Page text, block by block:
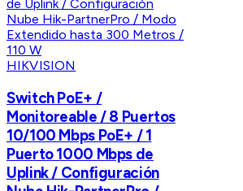
HIKVISION
Switch PoE+ /
Monitoreable / 8 Puertos
10/100 Mbps PoE+ / 1
Puerto 1000 Mbps de
Uplink / Configuración